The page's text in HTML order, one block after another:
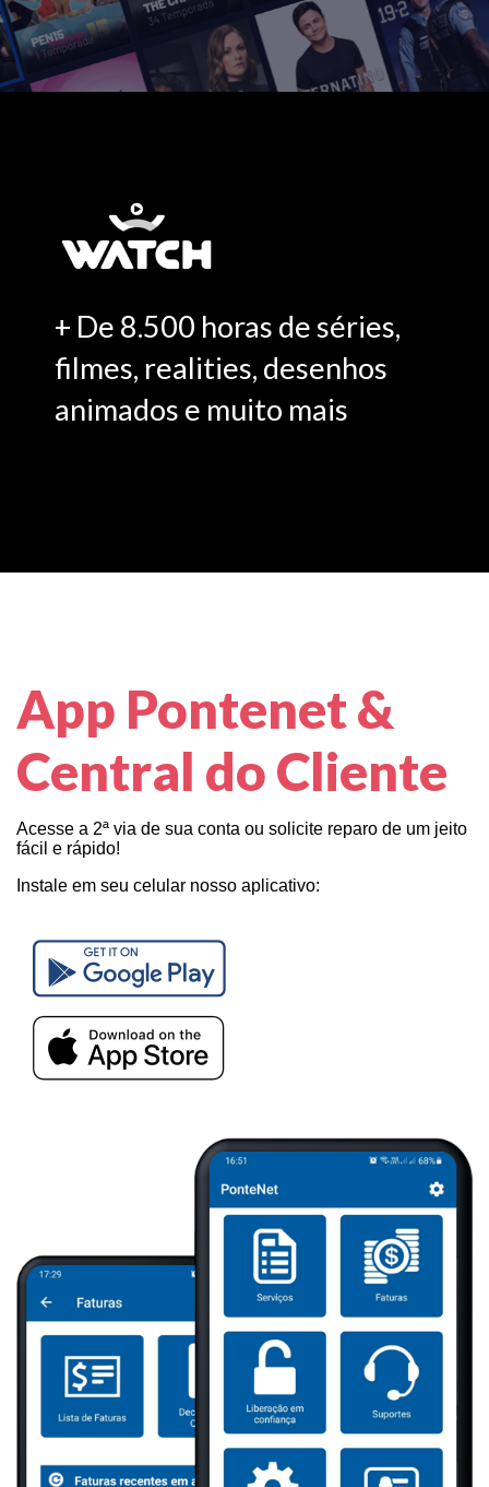
+ De 8.500 horas de séries,
filmes, realities, desenhos
animados e muito mais
App Pontenet &
Central do Cliente
Acesse a 2ª via de sua conta ou solicite reparo de um jeito
fácil e rápido!
Instale em seu celular nosso aplicativo: